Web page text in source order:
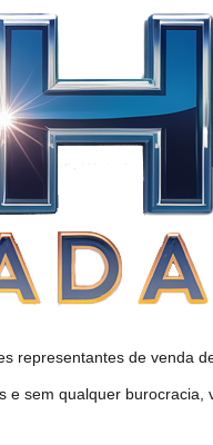
representantes de venda
e sem qualquer burocracia,